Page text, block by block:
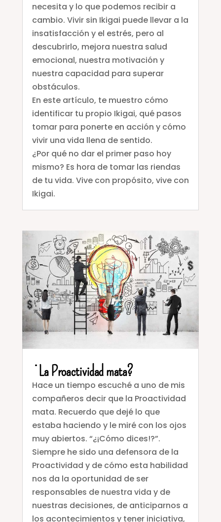
necesita y lo que podemos recibir a
cambio. Vivir sin Ikigai puede llevar a la
insatisfacción y el estrés, pero al
descubrirlo, mejora nuestra salud
emocional, nuestra motivación y
nuestra capacidad para superar
obstáculos.
En este artículo, te muestro cómo
identificar tu propio Ikigai, qué pasos
tomar para ponerte en acción y cómo
vivir una vida llena de sentido.
¿Por qué no dar el primer paso hoy
mismo? Es hora de tomar las riendas
de tu vida. Vive con propósito, vive con
Ikigai.
¿La Proactividad mata?
Hace un tiempo escuché a uno de mis
compañeros decir que la Proactividad
mata. Recuerdo que dejé lo que
estaba haciendo y le miré con los ojos
muy abiertos. “¿¡Cómo dices!?”.
Siempre he sido una defensora de la
Proactividad y de cómo esta habilidad
nos da la oportunidad de ser
responsables de nuestra vida y de
nuestras decisiones, de anticiparnos a
los acontecimientos y tener iniciativa,